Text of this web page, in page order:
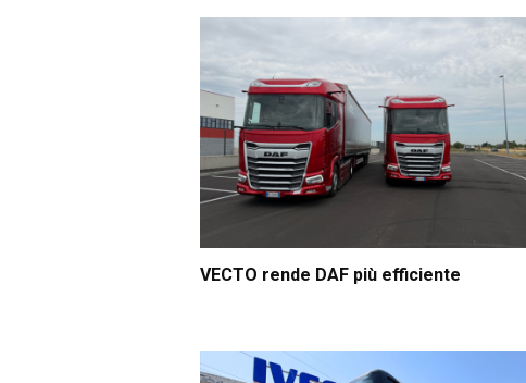
VECTO rende DAF più efficiente